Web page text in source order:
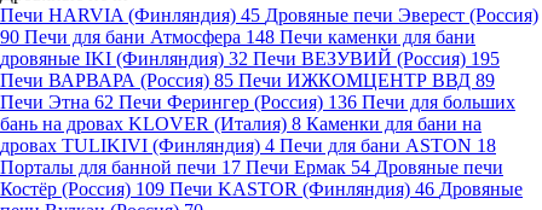
Печи HARVIA (Финляндия) 45 Дровяные печи Эверест (Россия)
90 Печи для бани Атмосфера 148 Печи каменки для бани
дровяные IKI (Финляндия) 32 Печи ВЕЗУВИЙ (Россия) 195
Печи ВАРВАРА (Россия) 85 Печи ИЖКОМЦЕНТР ВВД 89
Печи Этна 62 Печи Ферингер (Россия) 136 Печи для больших
бань на дровах KLOVER (Италия) 8 Каменки для бани на
дровах TULIKIVI (Финляндия) 4 Печи для бани ASTON 18
Порталы для банной печи 17 Печи Ермак 54 Дровяные печи
Костёр (Россия) 109 Печи KASTOR (Финляндия) 46 Дровяные